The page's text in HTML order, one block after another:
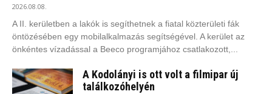
2026.08.08.
A II. kerületben a lakók is segíthetnek a fiatal közterületi fák
öntözésében egy mobilalkalmazás segítségével. A kerület az
önkéntes vízadással a Beeco programjához csatlakozott,...
A Kodolányi is ott volt a filmipar új
találkozóhelyén